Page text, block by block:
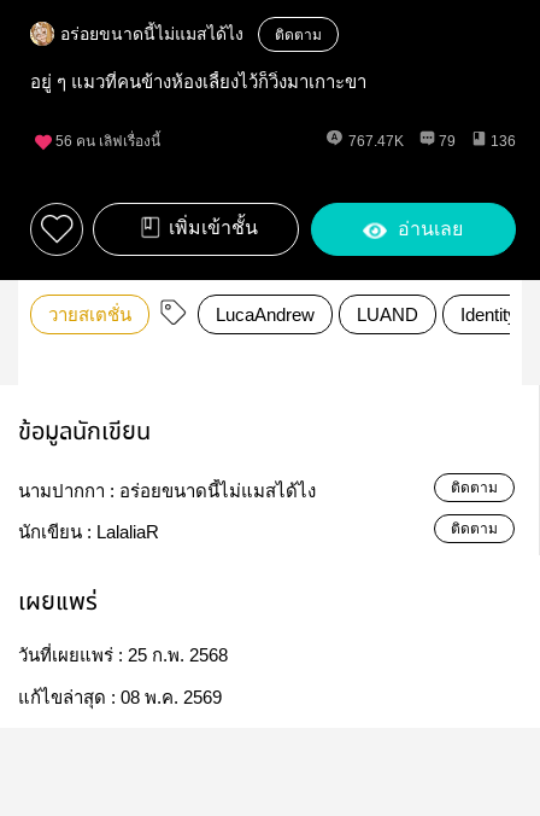
อร่อยขนาดนี้ไม่แมสได้ไง ติดตาม
อยู่ ๆ แมวที่คนข้างห้องเลี้ยงไว้ก็วิ่งมาเกาะขา
56 คน เลิฟเรื่องนี้ 767.47K 79 136
เพิ่มเข้าชั้น อ่านเลย
วายสเตชั่น LucaAndrew LUAND IdentityV
ข้อมูลนักเขียน
นามปากกา : อร่อยขนาดนี้ไม่แมสได้ไง ติดตาม
นักเขียน : LalaliaR ติดตาม
เผยแพร่
วันที่เผยแพร่ : 25 ก.พ. 2568
แก้ไขล่าสุด : 08 พ.ค. 2569